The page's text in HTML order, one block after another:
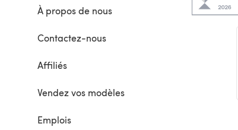
À propos de nous
Contactez-nous
Affiliés
Vendez vos modèles
Emplois